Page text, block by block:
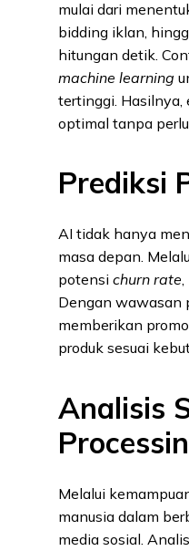
mulai dari
bidding iklan,
hitungan detik.
machine learning
tertinggi.
optimal tanpa
Prediksi
AI tidak hanya
masa depan.
potensi churn rate,
Dengan wawasan
memberikan
produk sesuai
Analisis
Melalui
manusia dalam
media sosial.